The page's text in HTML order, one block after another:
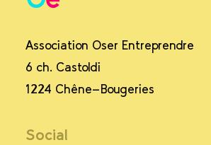
Association Oser Entreprendre
6 ch. Castoldi
1224 Chêne-Bougeries
Social